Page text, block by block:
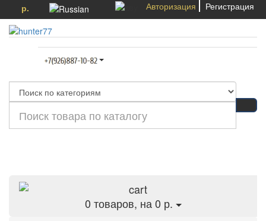
р. Авторизация Регистрация
0 товаров, на 0 р.